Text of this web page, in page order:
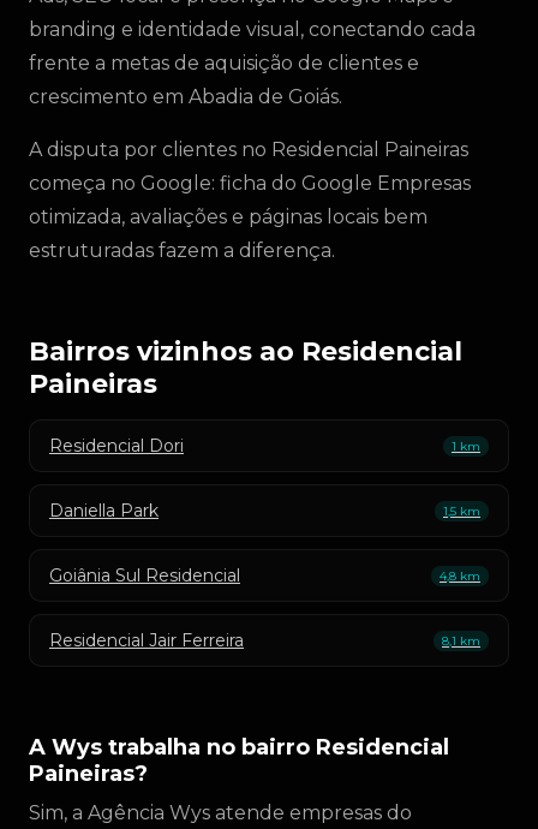
branding e identidade visual, conectando cada
frente a metas de aquisição de clientes e
crescimento em Abadia de Goiás.
A disputa por clientes no Residencial Paineiras
começa no Google: ficha do Google Empresas
otimizada, avaliações e páginas locais bem
estruturadas fazem a diferença.
Bairros vizinhos ao Residencial
Paineiras
Residencial Dori 1 km
Daniella Park 1,5 km
Goiânia Sul Residencial 4,8 km
Residencial Jair Ferreira 8,1 km
A Wys trabalha no bairro Residencial
Paineiras?
Sim, a Agência Wys atende empresas do